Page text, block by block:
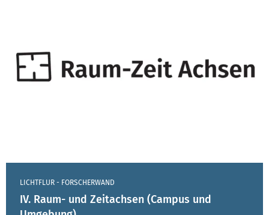
LICHTFLUR - FORSCHERWAND
IV. Raum- und Zeitachsen (Campus und